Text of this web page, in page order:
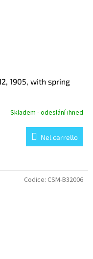
1905, with spring
Skladem - odeslání ihned
Nel carrello
Codice: CSM-B32006